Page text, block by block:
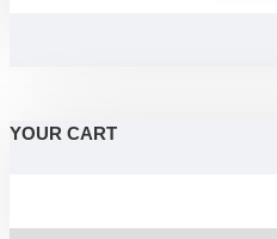
YOUR CART